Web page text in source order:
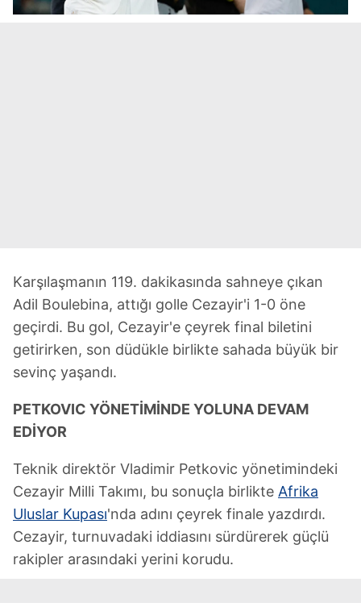
Karşılaşmanın 119. dakikasında sahneye çıkan
Adil Boulebina, attığı golle Cezayir'i 1-0 öne
geçirdi. Bu gol, Cezayir'e çeyrek final biletini
getirirken, son düdükle birlikte sahada büyük bir
sevinç yaşandı.
PETKOVIC YÖNETİMİNDE YOLUNA DEVAM
EDİYOR
Teknik direktör Vladimir Petkovic yönetimindeki
Cezayir Milli Takımı, bu sonuçla birlikte Afrika
Uluslar Kupası'nda adını çeyrek finale yazdırdı.
Cezayir, turnuvadaki iddiasını sürdürerek güçlü
rakipler arasındaki yerini korudu.